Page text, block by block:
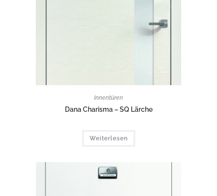
Innentüren
Dana Charisma – SQ Lärche
Weiterlesen